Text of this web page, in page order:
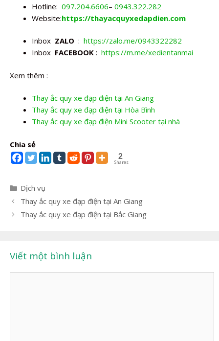
Hotline: 097.204.6606– 0943.322.282
Website:https://thayacquyxedapdien.com
Inbox ZALO : https://zalo.me/0943322282
Inbox FACEBOOK : https://m.me/xedientanmai
Xem thêm :
Thay ắc quy xe đạp điện tại An Giang
Thay ắc quy xe đạp điện tại Hòa Bình
Thay ắc quy xe đạp điện Mini Scooter tại nhà
Chia sẻ
2
Shares
Danh
mục
Dịch vụ
Điều
hướng
Thay ắc quy xe đạp điện tại An Giang
Thay ắc quy xe đạp điện tại Bắc Giang
Viết một bình luận